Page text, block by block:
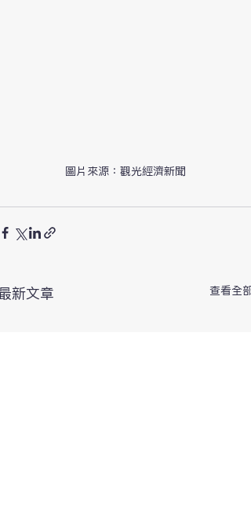
圖片來源：觀光經濟新聞
新文章 查看全部